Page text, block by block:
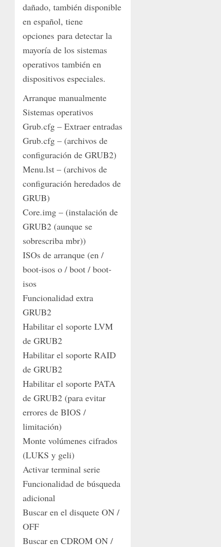
dañado, también disponible
en español, tiene
opciones para detectar la
mayoría de los sistemas
operativos también en
dispositivos especiales.
Arranque manualmente
Sistemas operativos
Grub.cfg – Extraer entradas
Grub.cfg – (archivos de
configuración de GRUB2)
Menu.lst – (archivos de
configuración heredados de
GRUB)
Core.img – (instalación de
GRUB2 (aunque se
sobrescriba mbr))
ISOs de arranque (en /
boot-isos o / boot / boot-
isos
Funcionalidad extra
GRUB2
Habilitar el soporte LVM
de GRUB2
Habilitar el soporte RAID
de GRUB2
Habilitar el soporte PATA
de GRUB2 (para evitar
errores de BIOS /
limitación)
Monte volúmenes cifrados
(LUKS y geli)
Activar terminal serie
Funcionalidad de búsqueda
adicional
Buscar en el disquete ON /
OFF
Buscar en CDROM ON /